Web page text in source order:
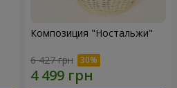
Композиция "Ностальжи"
6 427 грн